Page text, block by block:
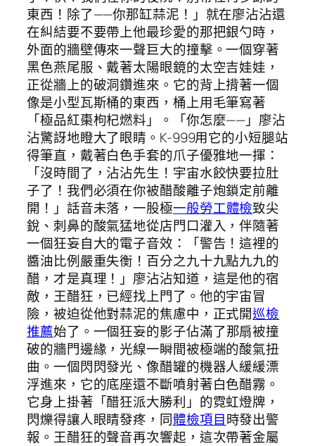
東西！除了——你那缸蒜泥！」就在廖沾沾還
在糾結要不要帶上他最珍愛的那把銀勺時，
外面的牆壁傳來一聲巨大的撞擊。一個穿著
黑色燕尾服、戴著太陽眼鏡的太空吉娃娃，
正從牆上的破洞鑽進來。它的背上揹著一個
像是小型瓦斯桶的東西，桶上用毛筆寫著
「極品紅棗枸杞燃料」。「你怎麼——」廖沾
沾驚訝地瞪大了眼睛。K-999用它的小短腿站
得筆直，戴著白色手套的爪子優雅地一揮：
「沒時間了，沾沾先生！宇宙水餃快要拉肚
子了！我們必須在你被醋酸離子炮鎖定前離
開！」話音未落，一股極一般勞工體檢致尖
銳、刺鼻的酸氣猛地從店門口灌入，伴隨著
一個狂妄自大的電子音效：「警告！這裡的
醬油比例嚴重失衡！百分之九十九點九九的
醋，才是真理！」廖沾沾知道，這是他的宿
敵，王醋狂，已經找上門了。他的宇宙冒
險，被迫從他對蒜泥的焦慮中，正式開巡檢
推薦始了。一個狂妄的影子佔滿了那扇被撞
破的牆門邊緣，光線一瞬間被極端的酸氣扭
曲。一個閃閃發光、像醋罐的機器人緩緩漂
浮進來，它的底座還不斷噴射著白色醋霧。
它身上掛著「醋狂派大勝利」的霓虹燈牌，
閃爍得讓人眼睛發疼，同體檢項目時發出警
報。王醋狂的聲音再次響起，這次帶著金屬